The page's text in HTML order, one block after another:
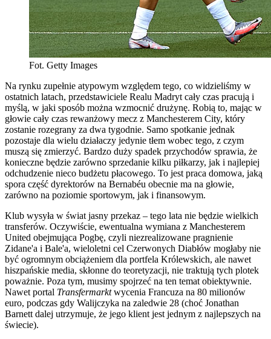
Fot. Getty Images
Na rynku zupełnie atypowym względem tego, co widzieliśmy w
ostatnich latach, przedstawiciele Realu Madryt cały czas pracują i
myślą, w jaki sposób można wzmocnić drużynę. Robią to, mając w
głowie cały czas rewanżowy mecz z Manchesterem City, który
zostanie rozegrany za dwa tygodnie. Samo spotkanie jednak
pozostaje dla wielu działaczy jedynie tłem wobec tego, z czym
muszą się zmierzyć. Bardzo duży spadek przychodów sprawia, że
konieczne będzie zarówno sprzedanie kilku piłkarzy, jak i najlepiej
odchudzenie nieco budżetu płacowego. To jest praca domowa, jaką
spora część dyrektorów na Bernabéu obecnie ma na głowie,
zarówno na poziomie sportowym, jak i finansowym.
Klub wysyła w świat jasny przekaz – tego lata nie będzie wielkich
transferów. Oczywiście, ewentualna wymiana z Manchesterem
United obejmująca Pogbę, czyli niezrealizowane pragnienie
Zidane'a i Bale'a, wieloletni cel Czerwonych Diabłów mogłaby nie
być ogromnym obciążeniem dla portfela Królewskich, ale nawet
hiszpańskie media, skłonne do teoretyzacji, nie traktują tych plotek
poważnie. Poza tym, musimy spojrzeć na ten temat obiektywnie.
Nawet portal Transfermarktwycenia Francuza na 80 milionów
euro, podczas gdy Walijczyka na zaledwie 28 (choć Jonathan
Barnett dalej utrzymuje, że jego klient jest jednym z najlepszych na
świecie).